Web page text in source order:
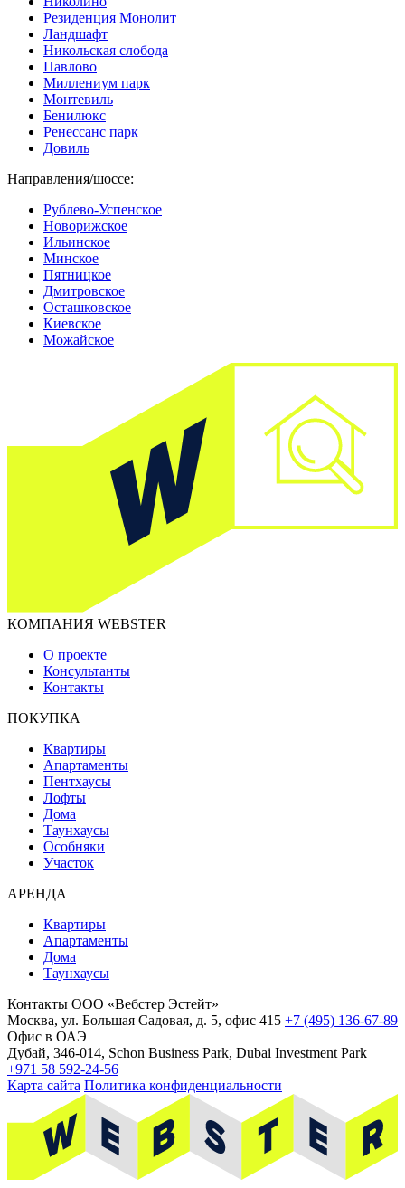
Резиденция Монолит
Ландшафт
Никольская слобода
Павлово
Миллениум парк
Монтевиль
Бенилюкс
Ренессанс парк
Довиль
Направления/шоссе:
Рублево-Успенское
Новорижское
Ильинское
Минское
Пятницкое
Дмитровское
Осташковское
Киевское
Можайское
КОМПАНИЯ WEBSTER
О проекте
Консультанты
Контакты
ПОКУПКА
Квартиры
Апартаменты
Пентхаусы
Лофты
Дома
Таунхаусы
Особняки
Участок
АРЕНДА
Квартиры
Апартаменты
Дома
Таунхаусы
Контакты ООО «Вебстер Эстейт»
Москва, ул. Большая Садовая, д. 5, офис 415 +7 (495) 136-67-89
Офис в ОАЭ
Дубай, 346-014, Schon Business Park, Dubai Investment Park
+971 58 592-24-56
Карта сайта Политика конфиденциальности